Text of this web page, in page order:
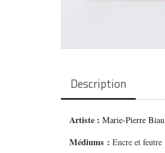
Description
Artiste :Marie-Pierre Biau
Médiums :Encre et feutre